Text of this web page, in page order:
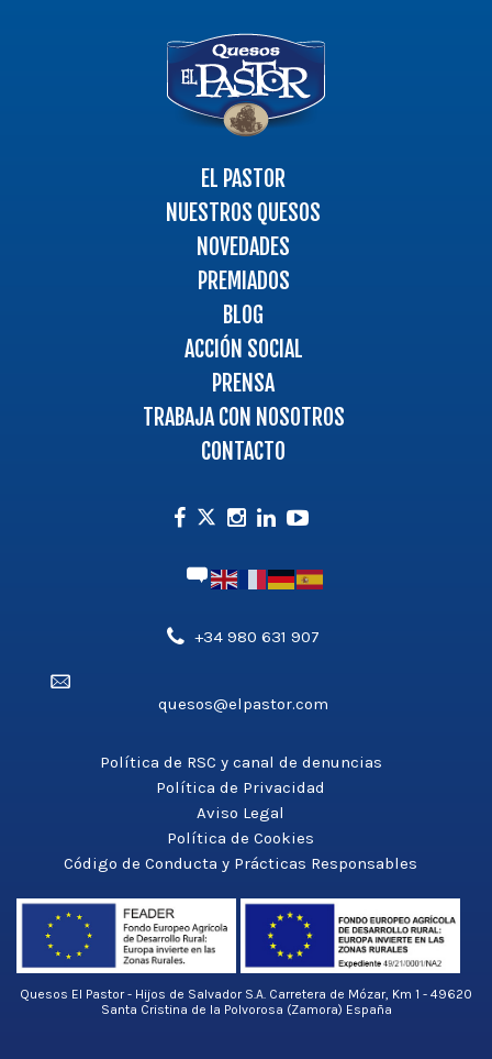
EL PASTOR
NUESTROS QUESOS
NOVEDADES
PREMIADOS
BLOG
ACCIÓN SOCIAL
PRENSA
TRABAJA CON NOSOTROS
CONTACTO
Facebook
TwitterInstagram
LinkedinYoutube
Teléfono',
>
+34 980 631 907
'aldea_v3');
>
quesos@elpastor.com
Política de RSC y canal de denuncias
Política de Privacidad
Aviso Legal
Política de Cookies
Código de Conducta y Prácticas Responsables
Quesos El Pastor - Hijos de Salvador S.A. Carretera de Mózar, Km 1 - 49620
Santa Cristina de la Polvorosa (Zamora) España